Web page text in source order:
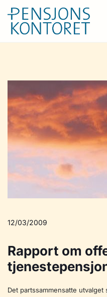
12/03/2009
Rapport om
Det partssammensatte